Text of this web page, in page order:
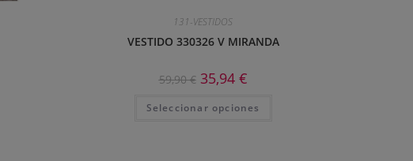
131-VESTIDOS
VESTIDO 330326 V MIRANDA
59,90€ 35,94 €
Seleccionar opciones